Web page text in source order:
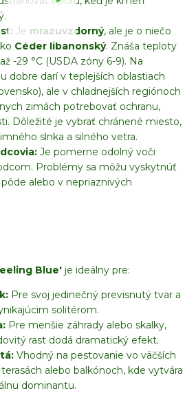
Je mrazuvzdorný, ale je o niečo
Céder libanonský. Znáša teploty
-29 °C (USDA zóny 6-9). Na
dobre darí v teplejších oblastiach
ale v chladnejších regiónoch
zimách potrebovať ochranu,
Dôležité je vybrať chránené miesto,
slnka a silného vetra.
Je pomerne odolný voči
Problémy sa môžu vyskytnúť
alebo v nepriaznivých
Blue' je ideálny pre:
Pre svoj jedinečný previsnutý tvar a
solitérom.
Pre menšie záhrady alebo skalky,
rast dodá dramatický efekt.
Vhodný na pestovanie vo väčších
alebo balkónoch, kde vytvára
dominantu.